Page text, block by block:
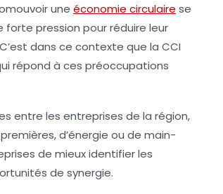
une économie circulaire se
forte pression pour réduire leur
dans ce contexte que la CCI
répond à ces préoccupations
entre les entreprises de la région,
d’énergie ou de main-
de mieux identifier les
de synergie.